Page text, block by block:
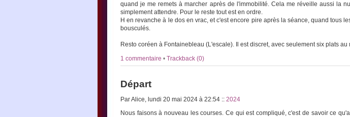
quand je me remets à marcher après de l'immobilité. Cela me réveille aussi la
simplement attendre. Pour le reste tout est en ordre.
H en revanche à le dos en vrac, et c'est encore pire après la séance, quand tous
bousculés.
Resto coréen à Fontainebleau (L'escale). Il est discret, avec seulement six plats au
1 commentaire • Trackback (0)
Départ
Par Alice, lundi 20 mai 2024 à 22:54 :: 2024
Nous faisons à nouveau les courses. Ce qui est compliqué, c'est de savoir ce